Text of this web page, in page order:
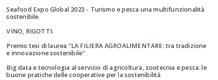
Seafood Expo Global 2023 - Turismo e pesca una multifunzionalità
sostenibile
VINO, RIGOTTI:
Premio tesi di laurea "LA FILIERA AGROALIMENTARE: tra tradizione
e innovazione sostenibile"
Big data e tecnologia al servizio di agricoltura, zootecnia e pesca: le
buone pratiche delle cooperative per la sostenibilità